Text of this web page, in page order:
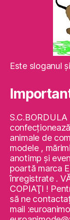
Este sloganul
S.C.BORDULA
animale de
modele ,
anotimp şi
poartă marca
înregistrate .
COPIAŢI !
să ne
mail